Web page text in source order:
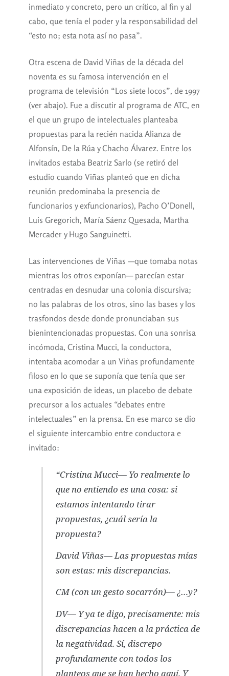
inmediato y concreto, pero un crítico, al fin y al
cabo, que tenía el poder y la responsabilidad del
“esto no; esta nota así no pasa”.
Otra escena de David Viñas de la década del
noventa es su famosa intervención en el
programa de televisión “Los siete locos”, de 1997
(ver abajo). Fue a discutir al programa de ATC, en
el que un grupo de intelectuales planteaba
propuestas para la recién nacida Alianza de
Alfonsín, De la Rúa y Chacho Álvarez. Entre los
invitados estaba Beatriz Sarlo (se retiró del
estudio cuando Viñas planteó que en dicha
reunión predominaba la presencia de
funcionarios y exfuncionarios), Pacho O’Donell,
Luis Gregorich, María Sáenz Quesada, Martha
Mercader y Hugo Sanguinetti.
Las intervenciones de Viñas —que tomaba notas
mientras los otros exponían— parecían estar
centradas en desnudar una colonia discursiva;
no las palabras de los otros, sino las bases y los
trasfondos desde donde pronunciaban sus
bienintencionadas propuestas. Con una sonrisa
incómoda, Cristina Mucci, la conductora,
intentaba acomodar a un Viñas profundamente
filoso en lo que se suponía que tenía que ser
una exposición de ideas, un placebo de debate
precursor a los actuales “debates entre
intelectuales” en la prensa. En ese marco se dio
el siguiente intercambio entre conductora e
invitado:
“Cristina Mucci— Yo realmente lo
que no entiendo es una cosa: si
estamos intentando tirar
propuestas, ¿cuál sería la
propuesta?
David Viñas— Las propuestas mías
son estas: mis discrepancias.
CM (con un gesto socarrón)— ¿…y?
DV— Y ya te digo, precisamente: mis
discrepancias hacen a la práctica de
la negatividad. Sí, discrepo
profundamente con todos los
planteos que se han hecho aquí. Y